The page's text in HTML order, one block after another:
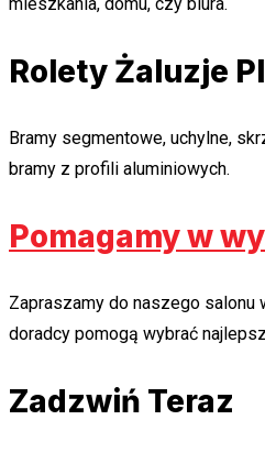
Rolety Żaluzje
Bramy segmentowe, uchylne,
bramy z profili aluminiowych.
Pomagamy w
Zapraszamy do naszego salonu
doradcy pomogą wybrać
Zadzwiń Teraz